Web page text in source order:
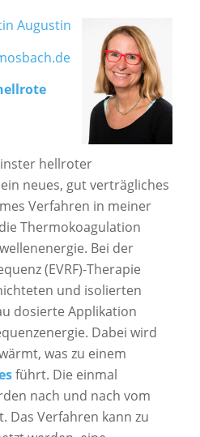
Augustin
hellroter
neues, gut verträgliches
Verfahren in meiner
Thermokoagulation
Bei der
(EVRF)-Therapie
und isolierten
dosierte Applikation
Dabei wird
was zu einem
führt. Die einmal
nach und nach vom
Das Verfahren kann zu